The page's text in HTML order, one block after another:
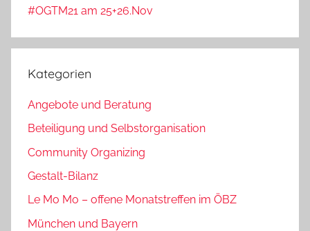
#OGTM21 am 25+26.Nov
Kategorien
Angebote und Beratung
Beteiligung und Selbstorganisation
Community Organizing
Gestalt-Bilanz
Le Mo Mo – offene Monatstreffen im ÖBZ
München und Bayern